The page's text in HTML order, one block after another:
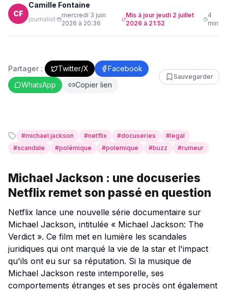
CF
Camille Fontaine
journalist·
mercredi 3 juin
2026 à 20:36
Mis à jour jeudi 2 juillet
2026 à 21:52
4
min
Partager : Twitter/X
Facebook
WhatsApp
Copier lien
Sauvegarder
#michael jackson #netflix #docuseries #legal
#scandale #polémique #polemique #buzz #rumeur
Michael Jackson : une docuseries
Netflix remet son passé en question
Netflix lance une nouvelle série documentaire sur
Michael Jackson, intitulée « Michael Jackson: The
Verdict ». Ce film met en lumière les scandales
juridiques qui ont marqué la vie de la star et l'impact
qu'ils ont eu sur sa réputation. Si la musique de
Michael Jackson reste intemporelle, ses
comportements étranges et ses procès ont également